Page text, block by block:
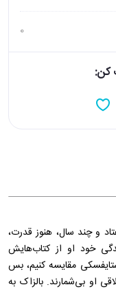
0
کن:
و چند سال، هنوز قدرت،
خود او از کتاب‌‌‌‌‌هایش
مقایسه کنیم، بس
او بی‌‌‌‌‌شمارند. بالزاک به
و بی‌‌‌‌‌قرار، با دید و ذهنی